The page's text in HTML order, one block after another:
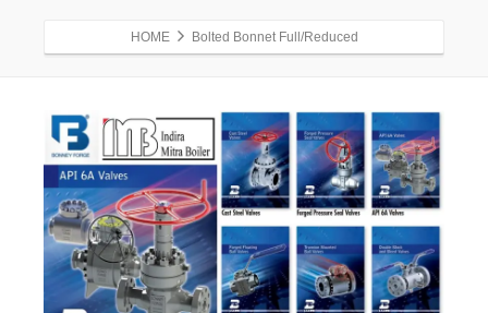
HOME Bolted Bonnet Full/Reduced